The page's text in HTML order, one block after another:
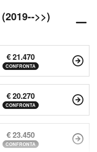
>>)
€ 21.470
CONFRONTA
€ 20.270
CONFRONTA
€ 23.450
CONFRONTA